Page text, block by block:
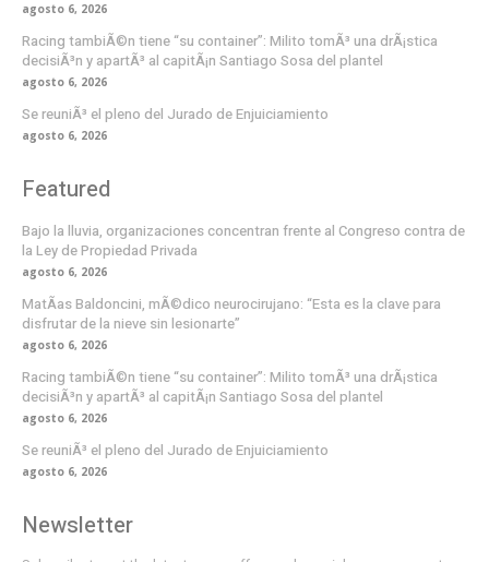
agosto 6, 2026
Racing tambiÃ©n tiene “su container”: Milito tomÃ³ una drÃ¡stica
decisiÃ³n y apartÃ³ al capitÃ¡n Santiago Sosa del plantel
agosto 6, 2026
Se reuniÃ³ el pleno del Jurado de Enjuiciamiento
agosto 6, 2026
Featured
Bajo la lluvia, organizaciones concentran frente al Congreso contra de
la Ley de Propiedad Privada
agosto 6, 2026
MatÃ­as Baldoncini, mÃ©dico neurocirujano: “Esta es la clave para
disfrutar de la nieve sin lesionarte”
agosto 6, 2026
Racing tambiÃ©n tiene “su container”: Milito tomÃ³ una drÃ¡stica
decisiÃ³n y apartÃ³ al capitÃ¡n Santiago Sosa del plantel
agosto 6, 2026
Se reuniÃ³ el pleno del Jurado de Enjuiciamiento
agosto 6, 2026
Newsletter